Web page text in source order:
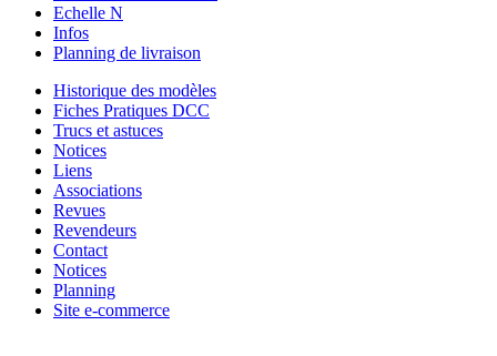
Echelle N
Infos
Planning de livraison
Historique des modèles
Fiches Pratiques DCC
Trucs et astuces
Notices
Liens
Associations
Revues
Revendeurs
Contact
Notices
Planning
Site e-commerce